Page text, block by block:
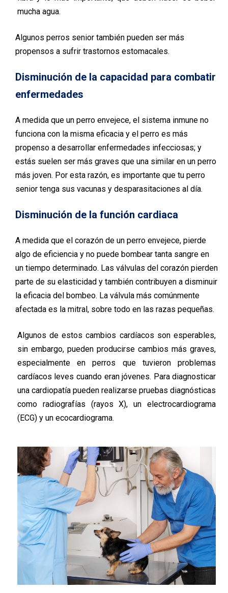
mucha agua.
Algunos perros senior también pueden ser más
propensos a sufrir trastornos estomacales.
Disminución de la capacidad para combatir
enfermedades
A medida que un perro envejece, el sistema inmune no
funciona con la misma eficacia y el perro es más
propenso a desarrollar enfermedades infecciosas; y
estás suelen ser más graves que una similar en un perro
más joven. Por esta razón, es importante que tu perro
senior tenga sus vacunas y desparasitaciones al día.
Disminución de la función cardiaca
A medida que el corazón de un perro envejece, pierde
algo de eficiencia y no puede bombear tanta sangre en
un tiempo determinado. Las válvulas del corazón pierden
parte de su elasticidad y también contribuyen a disminuir
la eficacia del bombeo. La válvula más comúnmente
afectada es la mitral, sobre todo en las razas pequeñas.
Algunos de estos cambios cardíacos son esperables,
sin embargo, pueden producirse cambios más graves,
especialmente en perros que tuvieron problemas
cardíacos leves cuando eran jóvenes. Para diagnosticar
una cardiopatía pueden realizarse pruebas diagnósticas
como radiografías (rayos X), un electrocardiograma
(ECG) y un ecocardiograma.